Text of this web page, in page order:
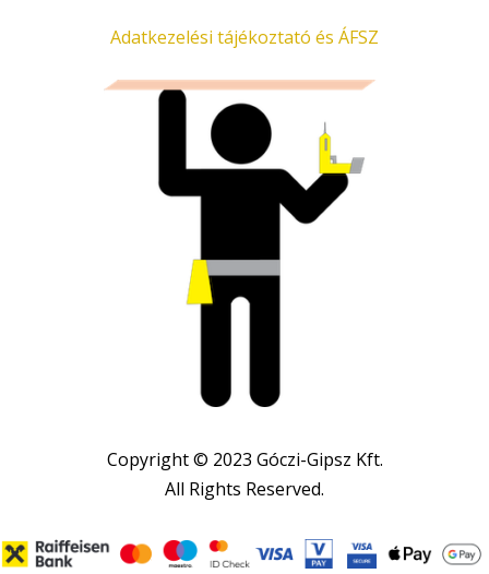
Adatkezelési tájékoztató és ÁFSZ
Copyright © 2023 Góczi-Gipsz Kft.
All Rights Reserved.